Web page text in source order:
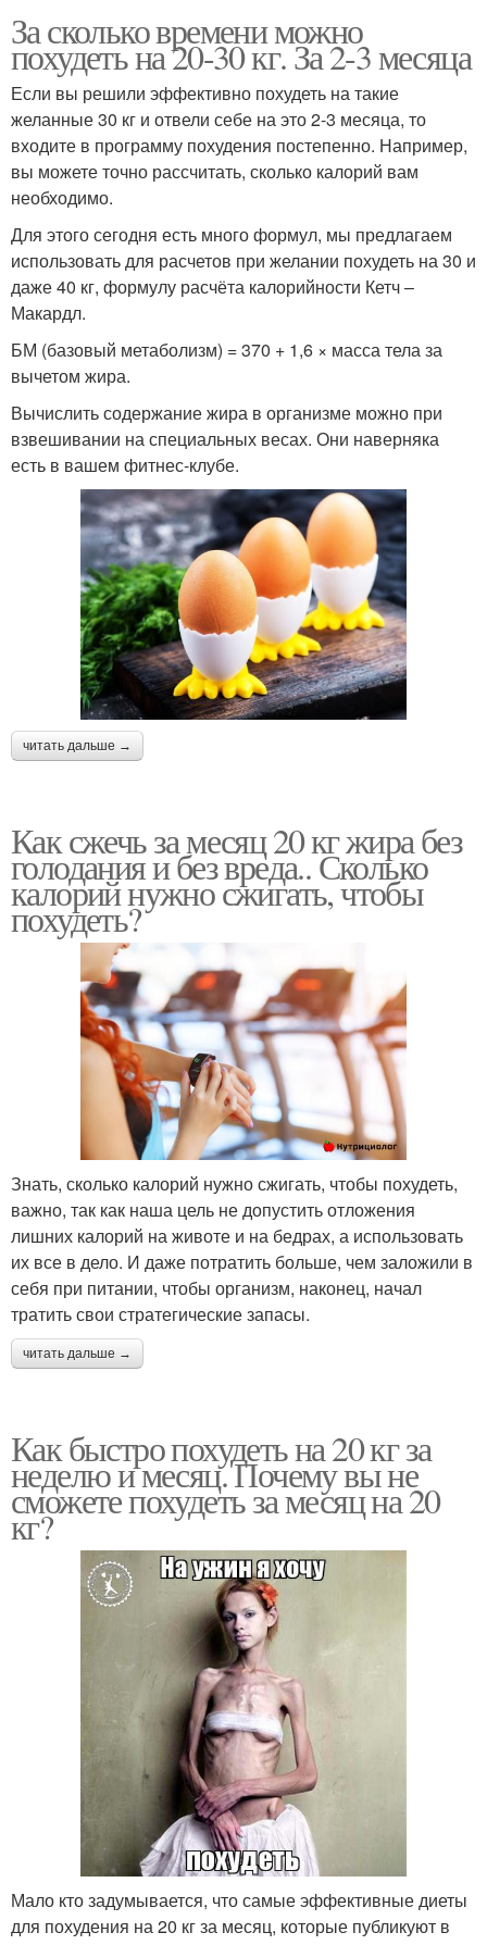
За сколько времени можно
похудеть на 20-30 кг. За 2-3 месяца
Если вы решили эффективно похудеть на такие
желанные 30 кг и отвели себе на это 2-3 месяца, то
входите в программу похудения постепенно. Например,
вы можете точно рассчитать, сколько калорий вам
необходимо.
Для этого сегодня есть много формул, мы предлагаем
использовать для расчетов при желании похудеть на 30 и
даже 40 кг, формулу расчёта калорийности Кетч –
Макардл.
БМ (базовый метаболизм) = 370 + 1,6 × масса тела за
вычетом жира.
Вычислить содержание жира в организме можно при
взвешивании на специальных весах. Они наверняка
есть в вашем фитнес-клубе.
читать дальше →
Как сжечь за месяц 20 кг жира без
голодания и без вреда.. Сколько
калорий нужно сжигать, чтобы
похудеть?
Знать, сколько калорий нужно сжигать, чтобы похудеть,
важно, так как наша цель не допустить отложения
лишних калорий на животе и на бедрах, а использовать
их все в дело. И даже потратить больше, чем заложили в
себя при питании, чтобы организм, наконец, начал
тратить свои стратегические запасы.
читать дальше →
Как быстро похудеть на 20 кг за
неделю и месяц. Почему вы не
сможете похудеть за месяц на 20
кг?
Мало кто задумывается, что самые эффективные диеты
для похудения на 20 кг за месяц, которые публикуют в